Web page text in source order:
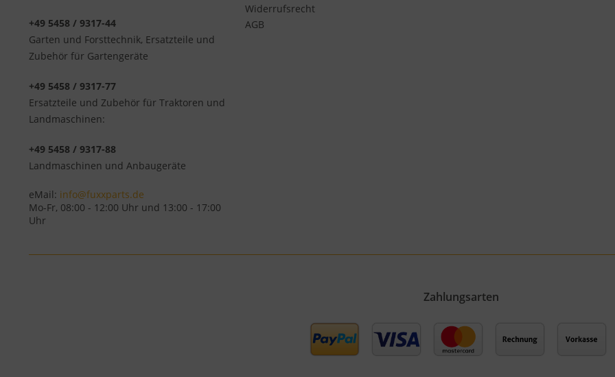
+49 5458 / 9317-44
Garten und Forsttechnik, Ersatzteile und
Zubehör für Gartengeräte
+49 5458 / 9317-77
Ersatzteile und Zubehör für Traktoren und
Landmaschinen:
+49 5458 / 9317-88
Landmaschinen und Anbaugeräte
eMail: info@fuxxparts.de
Mo-Fr, 08:00 - 12:00 Uhr und 13:00 - 17:00
Uhr
Widerrufsrecht
AGB
Zahlungsarten